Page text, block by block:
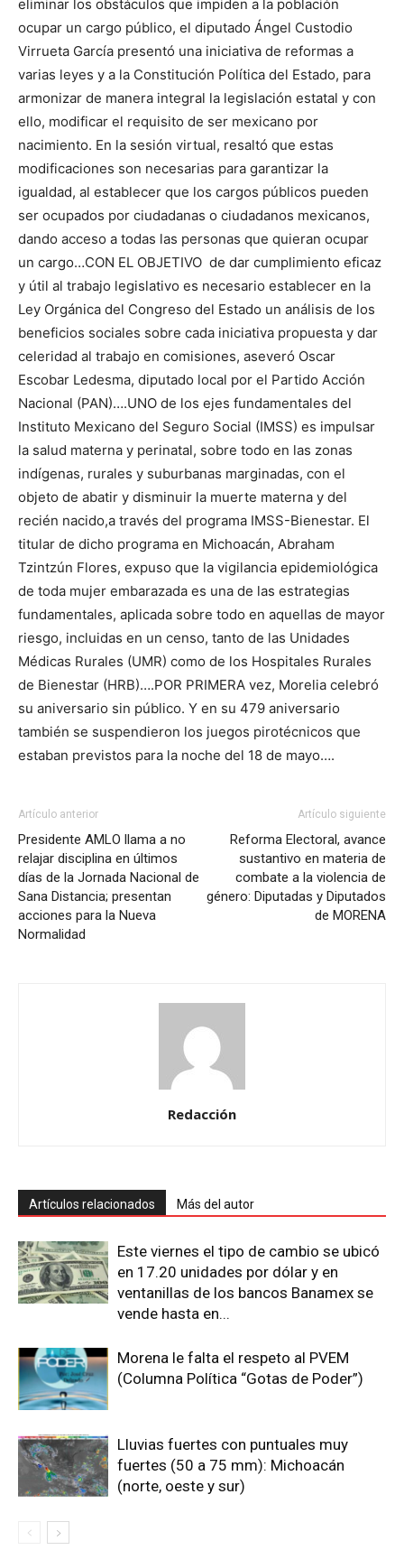
eliminar los obstáculos que impiden a la población
ocupar un cargo público, el diputado Ángel Custodio
Virrueta García presentó una iniciativa de reformas a
varias leyes y a la Constitución Política del Estado, para
armonizar de manera integral la legislación estatal y con
ello, modificar el requisito de ser mexicano por
nacimiento. En la sesión virtual, resaltó que estas
modificaciones son necesarias para garantizar la
igualdad, al establecer que los cargos públicos pueden
ser ocupados por ciudadanas o ciudadanos mexicanos,
dando acceso a todas las personas que quieran ocupar
un cargo…CON EL OBJETIVO de dar cumplimiento eficaz
y útil al trabajo legislativo es necesario establecer en la
Ley Orgánica del Congreso del Estado un análisis de los
beneficios sociales sobre cada iniciativa propuesta y dar
celeridad al trabajo en comisiones, aseveró Oscar
Escobar Ledesma, diputado local por el Partido Acción
Nacional (PAN)….UNO de los ejes fundamentales del
Instituto Mexicano del Seguro Social (IMSS) es impulsar
la salud materna y perinatal, sobre todo en las zonas
indígenas, rurales y suburbanas marginadas, con el
objeto de abatir y disminuir la muerte materna y del
recién nacido,a través del programa IMSS-Bienestar. El
titular de dicho programa en Michoacán, Abraham
Tzintzún Flores, expuso que la vigilancia epidemiológica
de toda mujer embarazada es una de las estrategias
fundamentales, aplicada sobre todo en aquellas de mayor
riesgo, incluidas en un censo, tanto de las Unidades
Médicas Rurales (UMR) como de los Hospitales Rurales
de Bienestar (HRB)….POR PRIMERA vez, Morelia celebró
su aniversario sin público. Y en su 479 aniversario
también se suspendieron los juegos pirotécnicos que
estaban previstos para la noche del 18 de mayo….
Artículo anterior
Presidente AMLO llama a no
relajar disciplina en últimos
días de la Jornada Nacional de
Sana Distancia; presentan
acciones para la Nueva
Normalidad
Artículo siguiente
Reforma Electoral, avance
sustantivo en materia de
combate a la violencia de
género: Diputadas y Diputados
de MORENA
Redacción
Artículos relacionados Más del autor
Este viernes el tipo de cambio se ubicó
en 17.20 unidades por dólar y en
ventanillas de los bancos Banamex se
vende hasta en...
Morena le falta el respeto al PVEM
(Columna Política “Gotas de Poder”)
Lluvias fuertes con puntuales muy
fuertes (50 a 75 mm): Michoacán
(norte, oeste y sur)